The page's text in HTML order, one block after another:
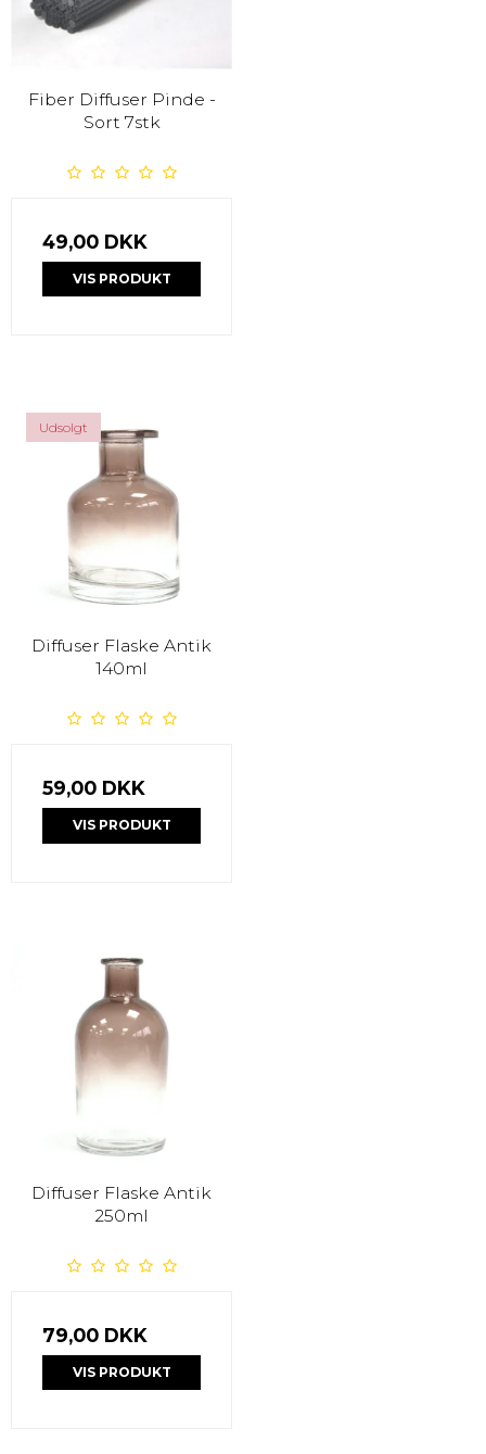
Fiber Diffuser Pinde -
Sort 7stk
49,00 DKK
VIS PRODUKT
Udsolgt
Diffuser Flaske Antik
140ml
59,00 DKK
VIS PRODUKT
Diffuser Flaske Antik
250ml
79,00 DKK
VIS PRODUKT